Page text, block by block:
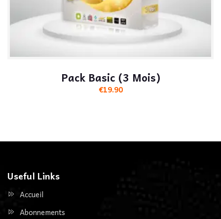
Pack Basic (3 Mois)
€19.90
Useful Links
Accueil
Abonnements